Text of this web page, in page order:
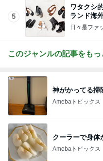
Amebaトピックス
Amebaトピックス
髪質悪化に繋が
Amebaトピックス
親友からもらい
Amebaトピックス